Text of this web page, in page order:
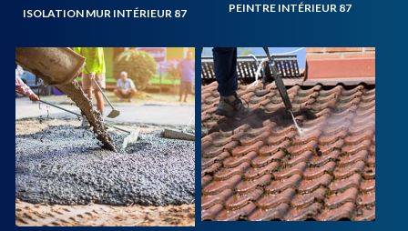
ISOLATION MUR INTÉRIEUR 87 PEINTRE INTÉRIEUR 87